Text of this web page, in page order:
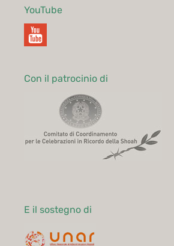
YouTube
Con il patrocinio di
E il sostegno di